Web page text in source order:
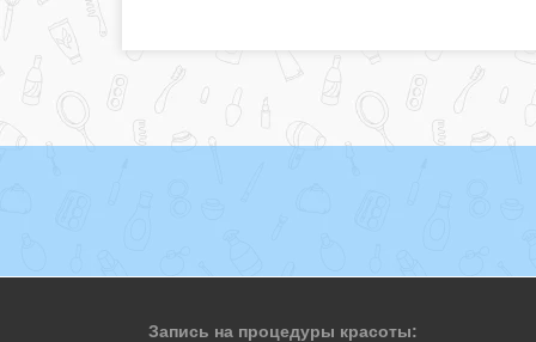
Запись на процедуры красоты: